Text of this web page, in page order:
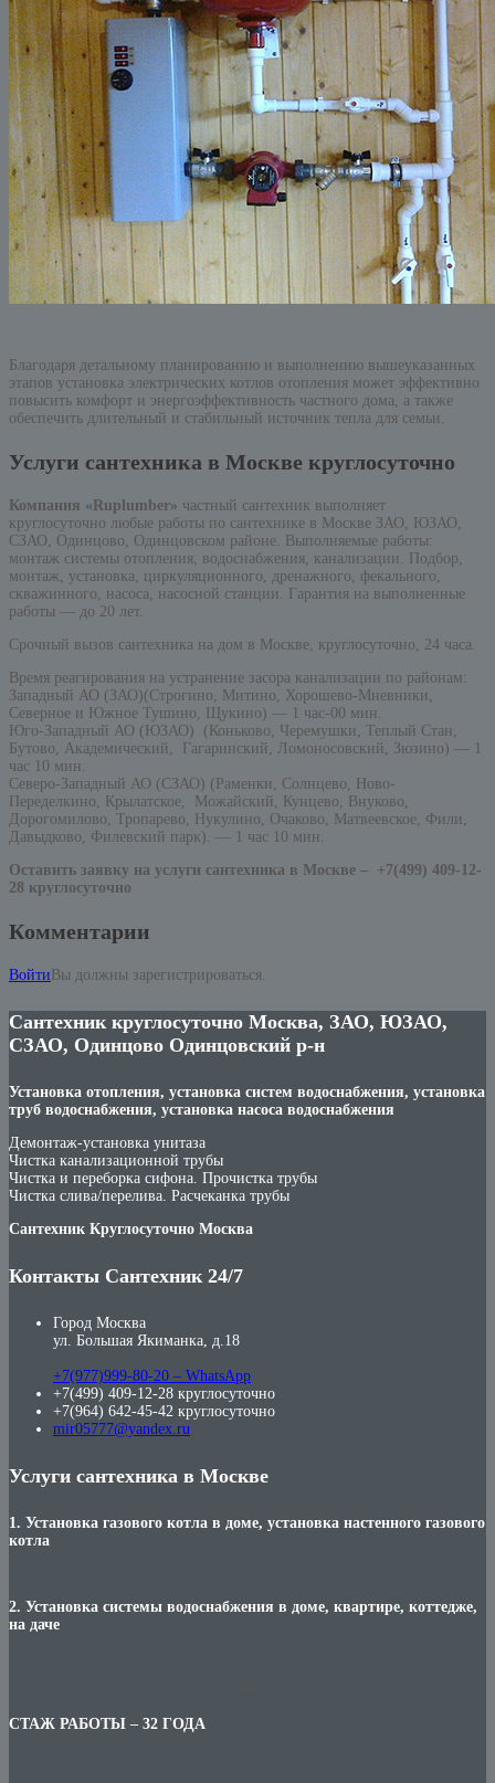
Благодаря детальному планированию и выполнению вышеуказанных
этапов установка электрических котлов отопления может эффективно
повысить комфорт и энергоэффективность частного дома, а также
обеспечить длительный и стабильный источник тепла для семьи.
Услуги сантехника в Москве круглосуточно
Компания «Ruplumber» частный сантехник выполняет
круглосуточно любые работы по сантехнике в Москве ЗАО, ЮЗАО,
СЗАО, Одинцово, Одинцовском районе. Выполняемые работы:
монтаж системы отопления, водоснабжения, канализации. Подбор,
монтаж, установка, циркуляционного, дренажного, фекального,
скважинного, насоса, насосной станции. Гарантия на выполненные
работы — до 20 лет.
Срочный вызов сантехника на дом в Москве, круглосуточно, 24 часа.
Время реагирования на устранение засора канализации по районам:
Западный АО (ЗАО)(Строгино, Митино, Хорошево-Мневники,
Северное и Южное Тушино, Щукино) — 1 час-00 мин.
Юго-Западный АО (ЮЗАО) (Коньково, Черемушки, Теплый Стан,
Бутово, Академический, Гагаринский, Ломоносовский, Зюзино) — 1
час 10 мин.
Северо-Западный АО (СЗАО) (Раменки, Солнцево, Ново-
Переделкино, Крылатское, Можайский, Кунцево, Внуково,
Дорогомилово, Тропарево, Нукулино, Очаково, Матвеевское, Фили,
Давыдково, Филевский парк). — 1 час 10 мин.
Оставить заявку на услуги сантехника в Москве – +7(499) 409-12-
28 круглосуточно
Комментарии
Войти Вы должны зарегистрироваться.
Сантехник круглосуточно Москва, ЗАО, ЮЗАО,
СЗАО, Одинцово Одинцовский р-н
Установка отопления, установка систем водоснабжения, установка
труб водоснабжения, установка насоса водоснабжения
Демонтаж-установка унитаза
Чистка канализационной трубы
Чистка и переборка сифона. Прочистка трубы
Чистка слива/перелива. Расчеканка трубы
Сантехник Круглосуточно Москва
Контакты Сантехник 24/7
Город Москва
ул. Большая Якиманка, д.18
+7(977)999-80-20 – WhatsApp
+7(499) 409-12-28 круглосуточно
+7(964) 642-45-42 круглосуточно
mir05777@yandex.ru
Услуги сантехника в Москве
1. Установка газового котла в доме, установка настенного газового
котла
2. Установка системы водоснабжения в доме, квартире, коттедже,
на даче
СТАЖ РАБОТЫ – 32 ГОДА